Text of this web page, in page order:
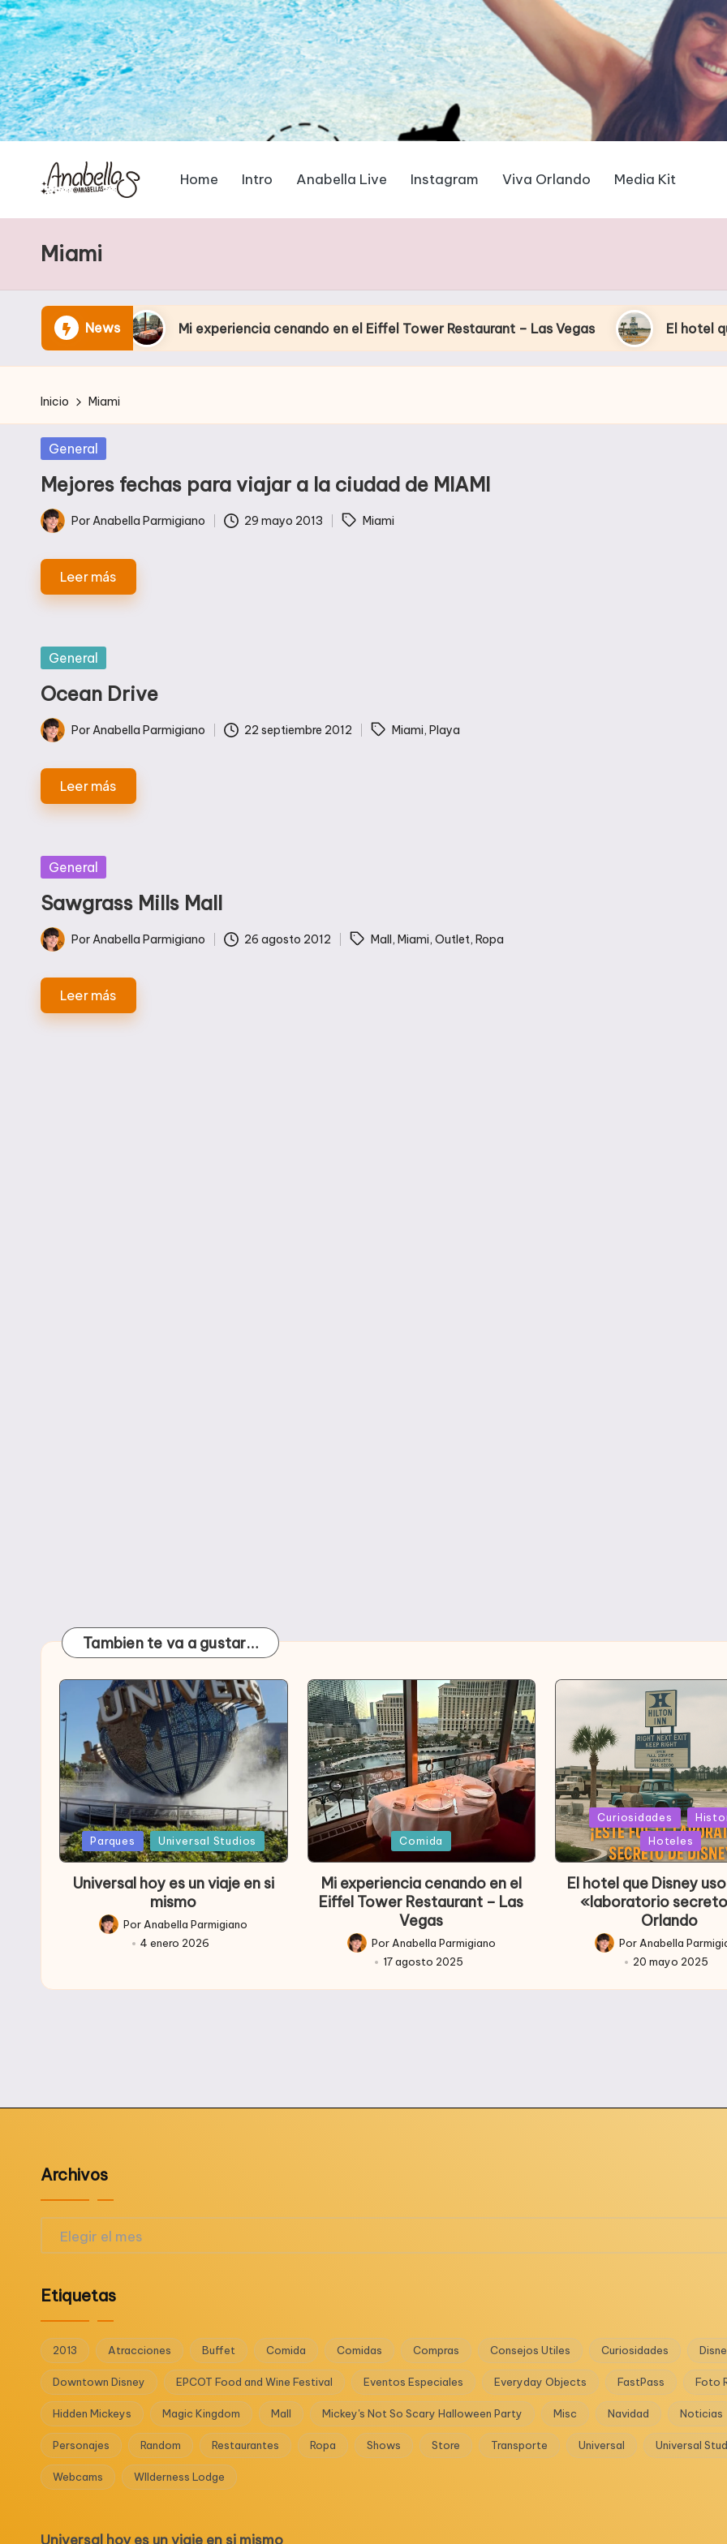
Home Intro Anabella Live Instagram Viva Orlando Media Kit
Miami
News
Mi experiencia cenando en el Eiffel Tower Restaurant – Las Vegas El hotel que Disney uso
Inicio Miami
Publicada
General
Mejores fechas para viajar a la ciudad de MIAMI
Publicado
Por Anabella Parmigiano 29 mayo 2013
Etiquetas: Miami
Leer más
Publicada
General
Ocean Drive
Publicado
Por Anabella Parmigiano 22 septiembre 2012
Etiquetas: Miami, Playa
Leer más
Publicada
General
Sawgrass Mills Mall
Publicado
Por Anabella Parmigiano 26 agosto 2012
Etiquetas: Mall, Miami, Outlet, Ropa
Leer más
Tambien te va a gustar…
Publicada
en
Parques Universal Studios
Universal hoy es un viaje en si
mismo
Publicado
Por Anabella Parmigiano
4 enero 2026
Publicada
en
Comida
Mi experiencia cenando en el
Eiffel Tower Restaurant – Las
Vegas
Publicado
Por Anabella Parmigiano
17 agosto 2025
Publicada
en
Curiosidades
Hoteles
El hotel que Disney
«laboratorio
Orlando
Publicado
Por Anabella
20 mayo 2025
Archivos
Archivos
Etiquetas
2013 Atracciones Buffet Comida Comidas Compras Consejos Utiles Curiosidades
Downtown Disney EPCOT Food and Wine Festival Eventos Especiales Everyday Objects FastPass Foto
Hidden Mickeys Magic Kingdom Mall Mickey's Not So Scary Halloween Party Misc Navidad Noticias
Personajes Random Restaurantes Ropa Shows Store Transporte Universal Universal
Webcams WIlderness Lodge
Universal hoy es un viaje en si mismo